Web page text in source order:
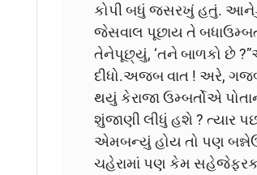
કોપી બધું જસરખું હતું.
જેસવાલ પૂછાય તે
તેનેપૂછ્યું, ‘તને બાળકો છે
દીધો.અજબ વાત ! અરે,
થયું કેરાજા ઉમ્બર્તોએ
શુંજાણી લીધું હશે ? ત્યાર
એમબન્યું હોય તો પણ
ચહેરામાં પણ કેમ સહેજેફરક